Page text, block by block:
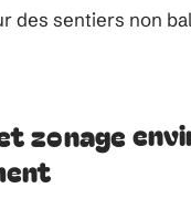
des sentiers non
zonage